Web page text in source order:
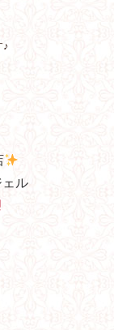
♪
ル